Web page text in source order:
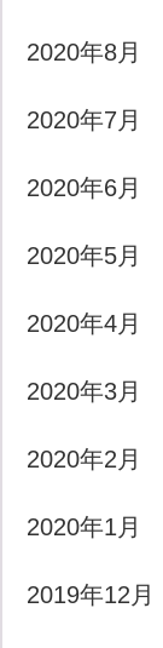
2020年8月
2020年7月
2020年6月
2020年5月
2020年4月
2020年3月
2020年2月
2020年1月
2019年12月